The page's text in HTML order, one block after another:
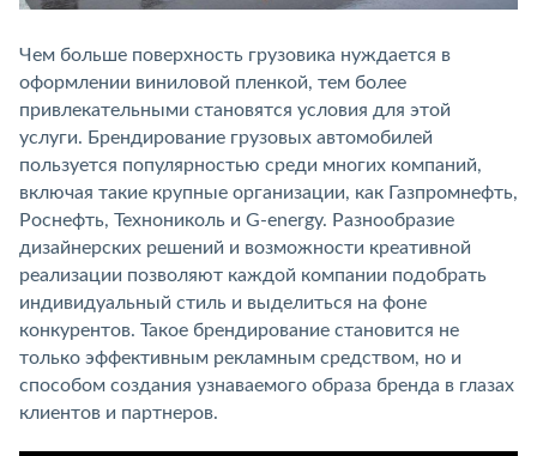
Чем больше поверхность грузовика нуждается в
оформлении виниловой пленкой, тем более
привлекательными становятся условия для этой
услуги. Брендирование грузовых автомобилей
пользуется популярностью среди многих компаний,
включая такие крупные организации, как Газпромнефть,
Роснефть, Технониколь и G-energy. Разнообразие
дизайнерских решений и возможности креативной
реализации позволяют каждой компании подобрать
индивидуальный стиль и выделиться на фоне
конкурентов. Такое брендирование становится не
только эффективным рекламным средством, но и
способом создания узнаваемого образа бренда в глазах
клиентов и партнеров.